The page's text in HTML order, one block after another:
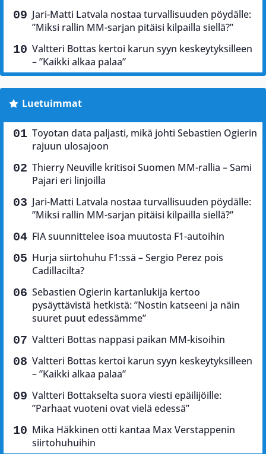
Jari-Matti Latvala nostaa turvallisuuden pöydälle:
”Miksi rallin MM-sarjan pitäisi kilpailla siellä?”
Valtteri Bottas kertoi karun syyn keskeytyksilleen
– ”Kaikki alkaa palaa”
Luetuimmat
Toyotan data paljasti, mikä johti Sebastien Ogierin
rajuun ulosajoon
Thierry Neuville kritisoi Suomen MM-rallia – Sami
Pajari eri linjoilla
Jari-Matti Latvala nostaa turvallisuuden pöydälle:
”Miksi rallin MM-sarjan pitäisi kilpailla siellä?”
FIA suunnittelee isoa muutosta F1-autoihin
Hurja siirtohuhu F1:ssä – Sergio Perez pois
Cadillacilta?
Sebastien Ogierin kartanlukija kertoo
pysäyttävistä hetkistä: ”Nostin katseeni ja näin
suuret puut edessämme”
Valtteri Bottas nappasi paikan MM-kisoihin
Valtteri Bottas kertoi karun syyn keskeytyksilleen
– ”Kaikki alkaa palaa”
Valtteri Bottakselta suora viesti epäilijöille:
”Parhaat vuoteni ovat vielä edessä”
Mika Häkkinen otti kantaa Max Verstappenin
siirtohuhuihin